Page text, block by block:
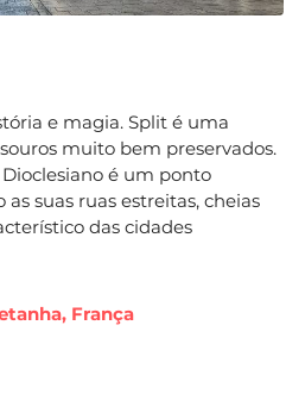
e magia. Split é uma
muito bem preservados.
é um ponto
suas ruas estreitas, cheias
das cidades
França